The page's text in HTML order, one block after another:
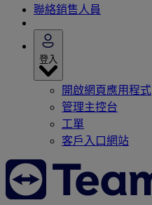
聯絡銷售人員
登入
開啟網頁應用程式
管理主控台
工單
客戶入口網站